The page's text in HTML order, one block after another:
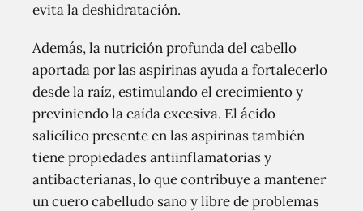
evita la deshidratación.
Además, la nutrición profunda del cabello
aportada por las aspirinas ayuda a fortalecerlo
desde la raíz, estimulando el crecimiento y
previniendo la caída excesiva. El ácido
salicílico presente en las aspirinas también
tiene propiedades antiinflamatorias y
antibacterianas, lo que contribuye a mantener
un cuero cabelludo sano y libre de problemas